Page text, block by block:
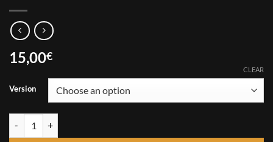
15,00€
Version
CLEAR